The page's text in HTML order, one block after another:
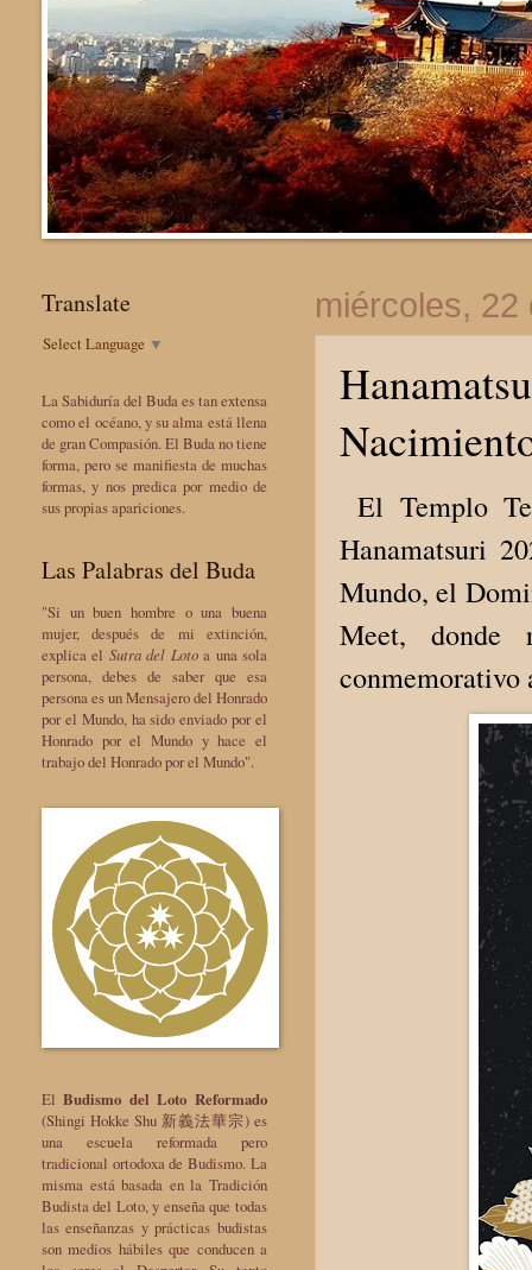
miércoles, 22
El Templo
Hanamatsuri
Mundo, el
Meet, donde
conmemorativo
Translate
Select Language ▼
La Sabiduría del Buda es tan extensa
como el océano, y su alma está llena
de gran Compasión. El Buda no tiene
forma, pero se manifiesta de muchas
formas, y nos predica por medio de
sus propias apariciones.
Las Palabras del Buda
"Si un buen hombre o una buena
mujer, después de mi extinción,
explica el Sutra del Lotoa una sola
persona, debes de saber que esa
persona es un Mensajero del Honrado
por el Mundo, ha sido enviado por el
Honrado por el Mundo y hace el
trabajo del Honrado por el Mundo".
ElBudismo del Loto Reformado
(Shingi Hokke Shu 新義法華宗) es
una escuela reformada pero
tradicional ortodoxa de Budismo. La
misma está basada en la Tradición
Budista del Loto, y enseña que todas
las enseñanzas y prácticas budistas
son medios hábiles que conducen a